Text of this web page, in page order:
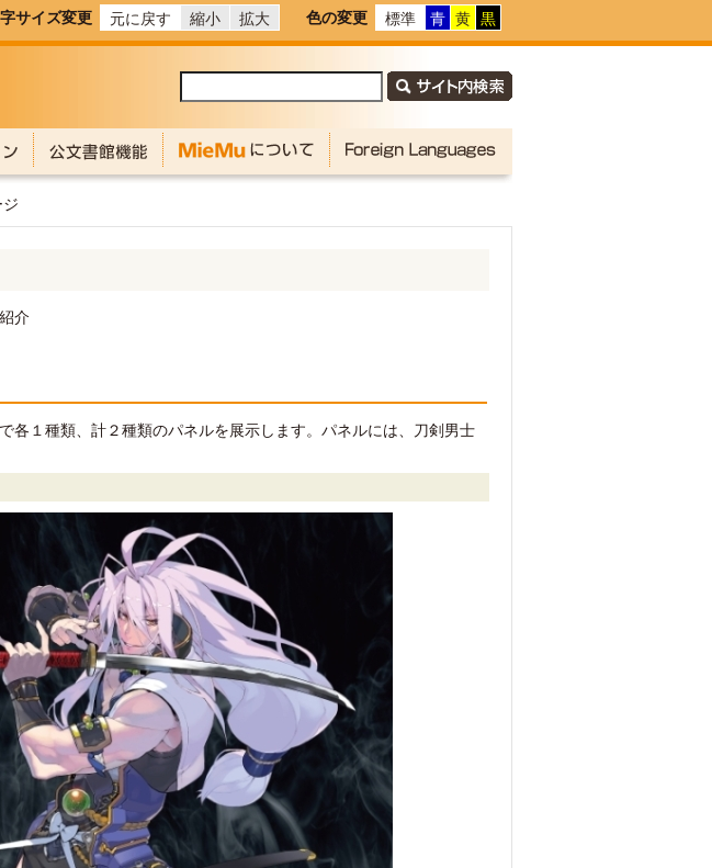
サイズ変更 元に戻す 縮小 拡大 色の変更 標準 青 黄 黒
介
各１種類、計２種類のパネルを展示します。パネルには、刀剣男士